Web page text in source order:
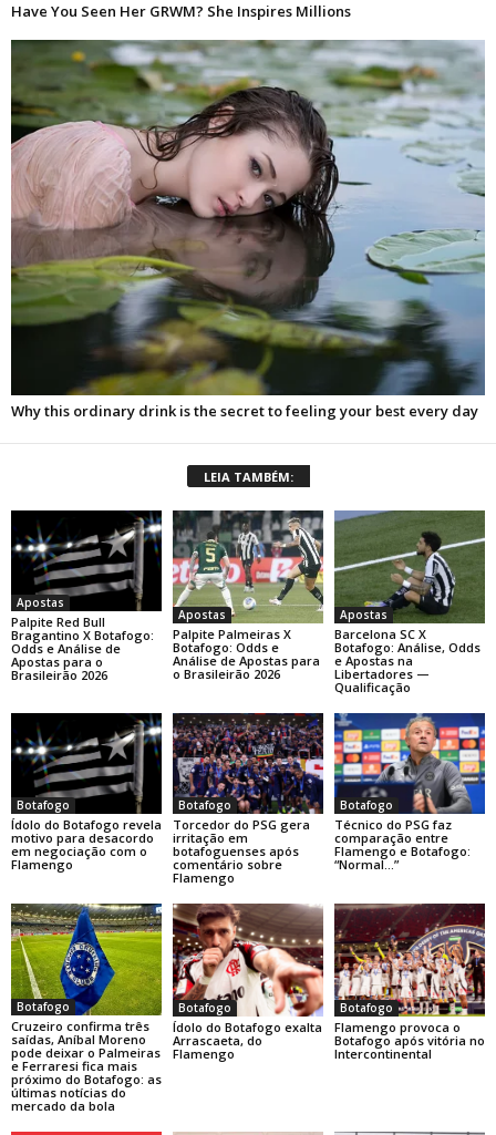
LEIA TAMBÉM:
Apostas
Palpite Red Bull
Bragantino X Botafogo:
Odds e Análise de
Apostas para o
Brasileirão 2026
Apostas
Palpite Palmeiras X
Botafogo: Odds e
Análise de Apostas para
o Brasileirão 2026
Apostas
Barcelona SC X
Botafogo: Análise, Odds
e Apostas na
Libertadores —
Qualificação
Botafogo
Ídolo do Botafogo revela
motivo para desacordo
em negociação com o
Flamengo
Botafogo
Torcedor do PSG gera
irritação em
botafoguenses após
comentário sobre
Flamengo
Botafogo
Técnico do PSG faz
comparação entre
Flamengo e Botafogo:
“Normal…”
Botafogo
Cruzeiro confirma três
saídas, Aníbal Moreno
pode deixar o Palmeiras
e Ferraresi fica mais
próximo do Botafogo: as
últimas notícias do
mercado da bola
Botafogo
Ídolo do Botafogo exalta
Arrascaeta, do
Flamengo
Botafogo
Flamengo provoca o
Botafogo após vitória no
Intercontinental